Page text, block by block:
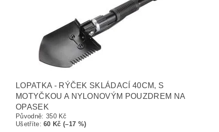
LOPATKA - RÝČEK SKLÁDACÍ 40CM, S
MOTYČKOU A NYLONOVÝM POUZDREM NA
OPASEK
Původně: 350 Kč
Ušetříte:60 Kč (–17 %)